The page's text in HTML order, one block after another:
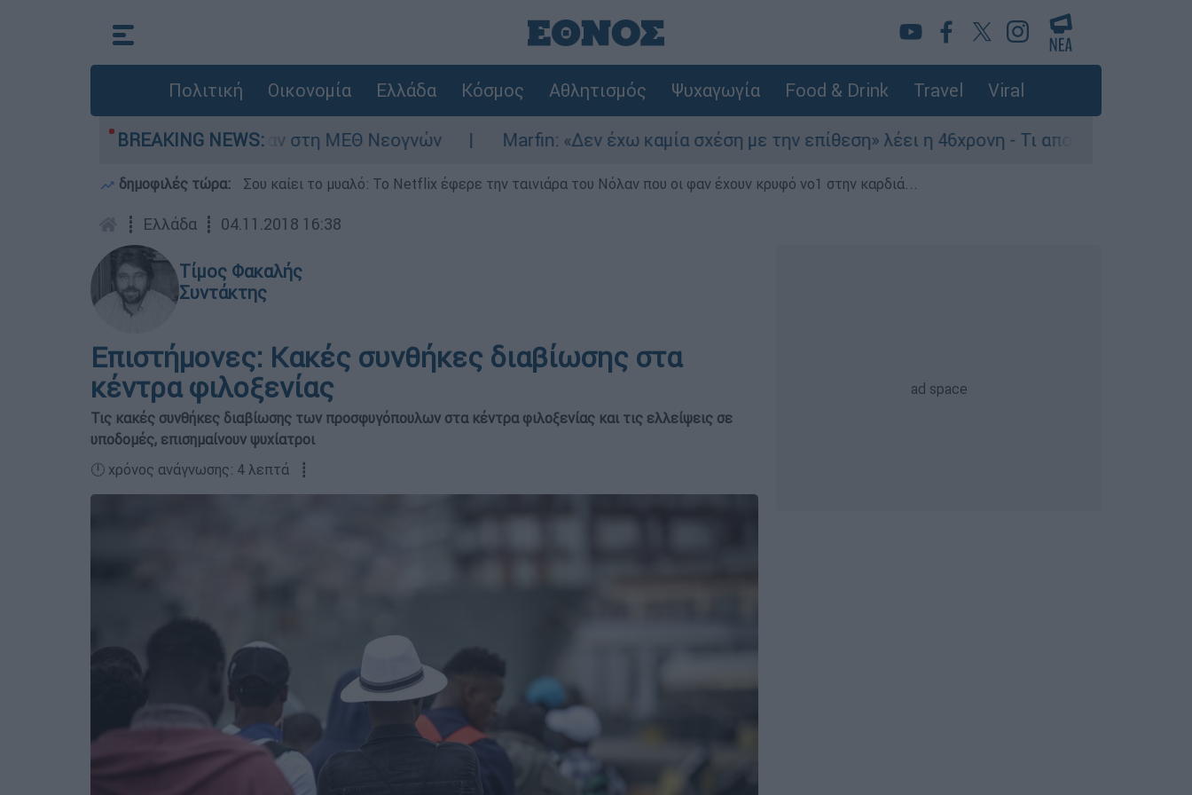
Πολιτική Οικονομία Ελλάδα Κόσμος Αθλητισμός Ψυχαγωγία Food & Drink Travel Viral
BREAKING NEWS:
ημερών - Νοσηλευόταν στη ΜΕΘ Νεογνών Marfin: «Δεν έχω καμία σχέση με την επίθεση» λέει η 46χρονη - Τι αποκάλυψε στους
δημοφιλές τώρα: Σου καίει το μυαλό: Το Netflix έφερε την ταινιάρα του Νόλαν που οι φαν έχουν κρυφό νο1 στην καρδιά...
┋ Ελλάδα ┋ 04.11.2018 16:38
Τίμος Φακαλής
Συντάκτης
Επιστήμονες: Κακές συνθήκες διαβίωσης στα
κέντρα φιλοξενίας
Τις κακές συνθήκες διαβίωσης των προσφυγόπουλων στα κέντρα φιλοξενίας και τις ελλείψεις σε
υποδομές, επισημαίνουν ψυχίατροι
🕛 χρόνος ανάγνωσης: 4 λεπτά ┋